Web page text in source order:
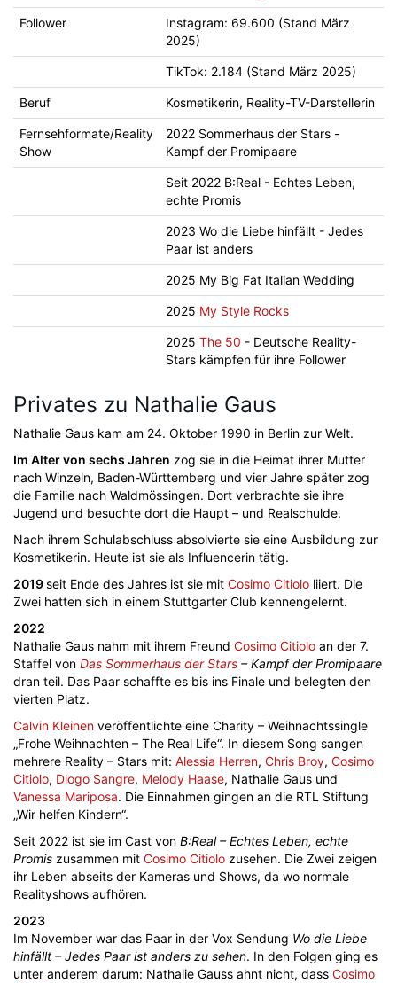
Follower
Instagram: 69.600 (Stand März
2025)
TikTok: 2.184 (Stand März 2025)
Beruf Kosmetikerin, Reality-TV-Darstellerin
Fernsehformate/Reality
Show
2022 Sommerhaus der Stars -
Kampf der Promipaare
Seit 2022 B:Real - Echtes Leben,
echte Promis
2023 Wo die Liebe hinfällt - Jedes
Paar ist anders
2025 My Big Fat Italian Wedding
2025 My Style Rocks
2025 The 50 - Deutsche Reality-
Stars kämpfen für ihre Follower
Privates zu Nathalie Gaus
Nathalie Gaus kam am 24. Oktober 1990 in Berlin zur Welt.
Im Alter von sechs Jahren zog sie in die Heimat ihrer Mutter
nach Winzeln, Baden-Württemberg und vier Jahre später zog
die Familie nach Waldmössingen. Dort verbrachte sie ihre
Jugend und besuchte dort die Haupt – und Realschulde.
Nach ihrem Schulabschluss absolvierte sie eine Ausbildung zur
Kosmetikerin. Heute ist sie als Influencerin tätig.
2019seit Ende des Jahres ist sie mit Cosimo Citiolo liiert. Die
Zwei hatten sich in einem Stuttgarter Club kennengelernt.
2022
Nathalie Gaus nahm mit ihrem Freund Cosimo Citiolo an der 7.
Staffel von Das Sommerhaus der Stars – Kampf der Promipaare
dran teil. Das Paar schaffte es bis ins Finale und belegten den
vierten Platz.
Calvin Kleinen veröffentlichte eine Charity – Weihnachtssingle
„Frohe Weihnachten – The Real Life“. In diesem Song sangen
mehrere Reality – Stars mit: Alessia Herren, Chris Broy, Cosimo
Citiolo, Diogo Sangre, Melody Haase, Nathalie Gaus und
Vanessa Mariposa. Die Einnahmen gingen an die RTL Stiftung
„Wir helfen Kindern“.
Seit 2022 ist sie im Cast von B:Real – Echtes Leben, echte
Promis zusammen mit Cosimo Citiolo zusehen. Die Zwei zeigen
ihr Leben abseits der Kameras und Shows, da wo normale
Realityshows aufhören.
2023
Im November war das Paar in der Vox Sendung Wo die Liebe
hinfällt – Jedes Paar ist anders zu sehen. In den Folgen ging es
unter anderem darum: Nathalie Gauss ahnt nicht, dass Cosimo